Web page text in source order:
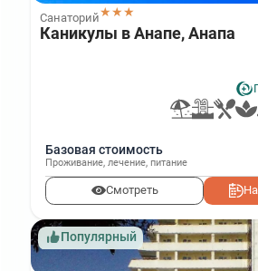
Санаторий★★★
Каникулы в Анапе, Анапа
Базовая стоимость
Проживание, лечение, питание
Смотреть
Популярный